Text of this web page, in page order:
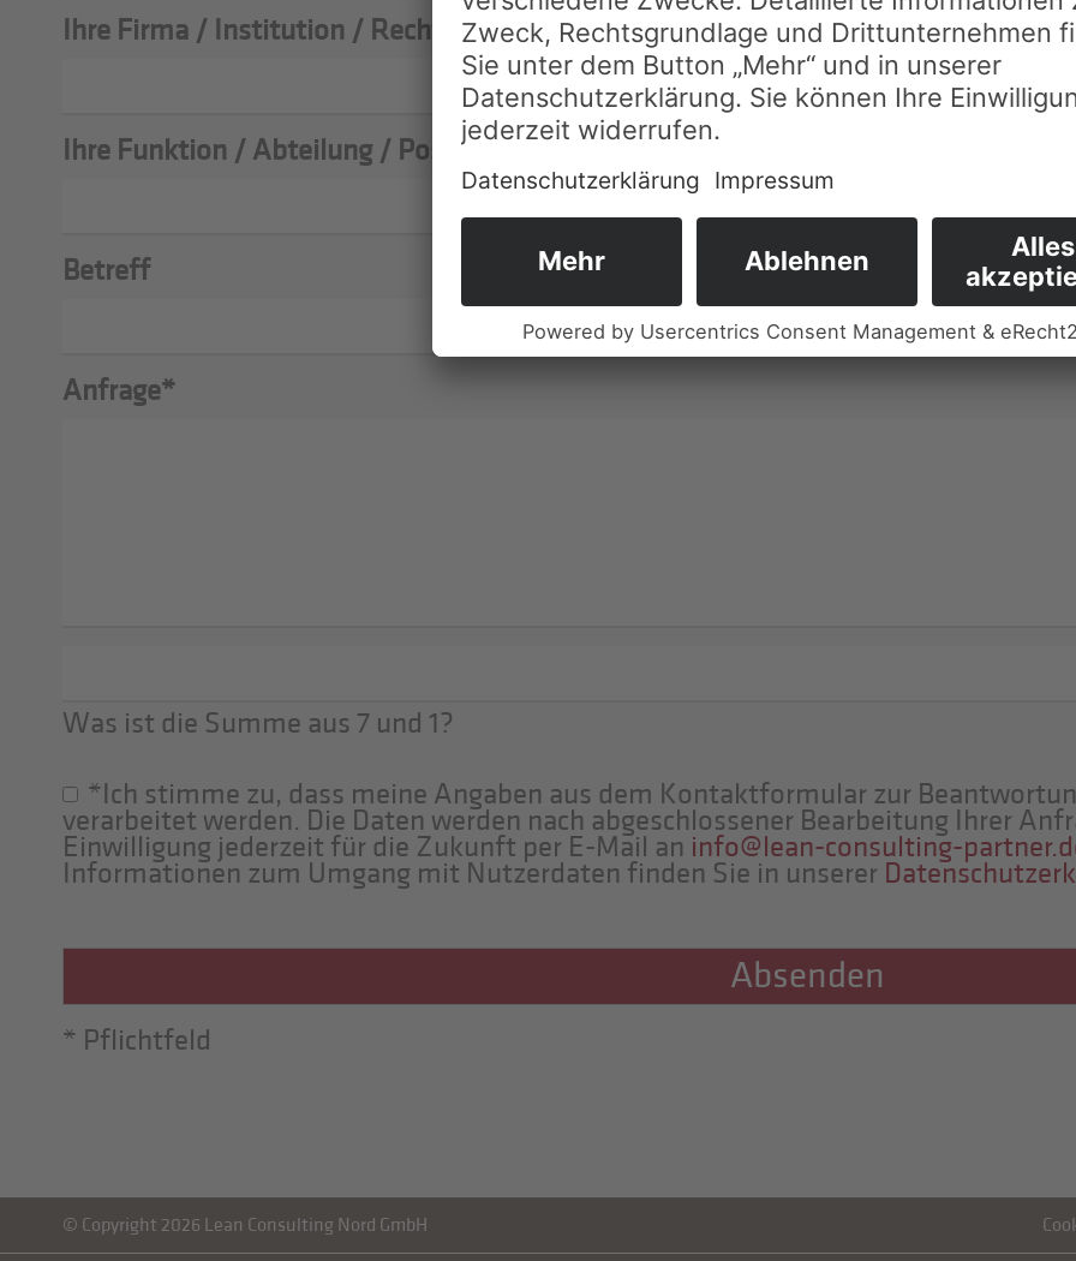
Ihre Firma / Institution / Rechtsform
Ihre Funktion / Abteilung / Position
E-Mail*
Betreff
Anfrage*
Was ist die Summe aus 7 und 1?
*Ich stimme zu, dass meine Angaben aus dem Kontaktformular zur
verarbeitet werden. Die Daten werden nach abgeschlossener Bearbeitung Ihrer
Einwilligung jederzeit für die Zukunft per E-Mail an info@lean-consulting-
Informationen zum Umgang mit Nutzerdaten finden Sie in unserer
Absenden
* Pflichtfeld
© Copyright 2026 Lean Consulting Nord GmbH